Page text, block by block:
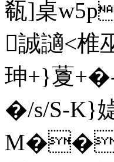
瓻]桌
誠讁<椎
珅+}藑
�/s/S-K}媫
M���-